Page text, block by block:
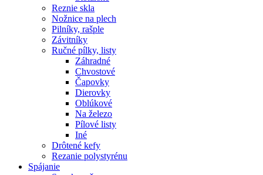
Reznie skla
Nožnice na plech
Pilníky, rašple
Závitníky
Ručné pílky, listy
Záhradné
Chvostové
Čapovky
Dierovky
Oblúkové
Na železo
Pílové listy
Iné
Drôtené kefy
Rezanie polystyrénu
Spájanie